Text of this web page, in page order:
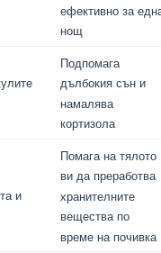
ефективно за
нощ
Подпомага
дълбокия сън и
намалява
кортизола
и
Помага на тялото
ви да преработва
хранителните
вещества по
време на почивка